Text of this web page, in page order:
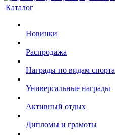
Каталог
Новинки
Распродажа
Награды по видам спорта
Универсальные награды
Активный отдых
Дипломы и грамоты